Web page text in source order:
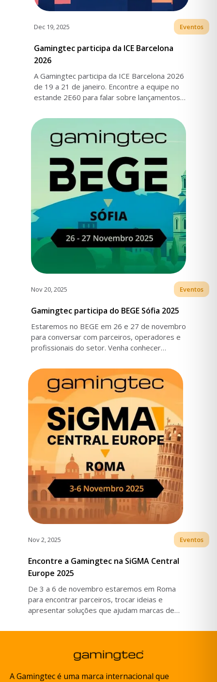
Dec 19, 2025 Eventos
Gamingtec participa da ICE Barcelona
2026
A Gamingtec participa da ICE Barcelona 2026
de 19 a 21 de janeiro. Encontre a equipe no
estande 2E60 para falar sobre lançamentos
configuração da plataforma.
Nov 20, 2025 Eventos
Gamingtec participa do BEGE Sófia 2025
Estaremos no BEGE em 26 e 27 de novembro
para conversar com parceiros, operadores e
profissionais do setor. Venha conhecer
Nov 2, 2025 Eventos
Encontre a Gamingtec na SiGMA Central
Europe 2025
De 3 a 6 de novembro estaremos em Roma
para encontrar parceiros, trocar ideias e
apresentar soluções que ajudam marcas de
A Gamingtec é uma marca internacional que